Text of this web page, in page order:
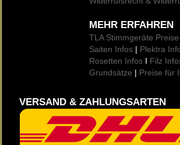
MEHR ERFAHREN
TLA Stimmgeräte Preise
Saiten Infos | Plektra
Rosetten Infos I Filz
Grundsätze | Preise für
VERSAND & ZAHLUNGSARTEN